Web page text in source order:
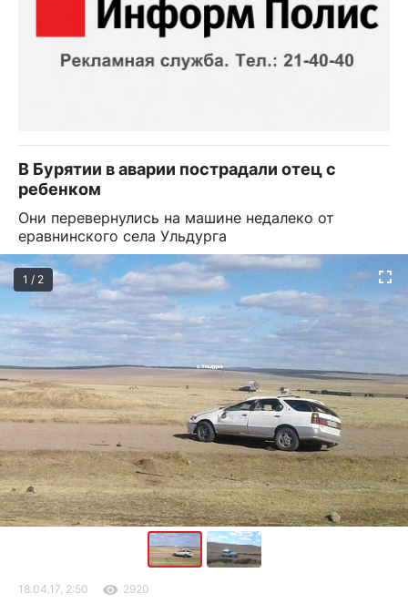
В Бурятии в аварии пострадали отец с
ребенком
Они перевернулись на машине недалеко от
еравнинского села Ульдурга
1 / 2
18.04.17, 2:50 2920